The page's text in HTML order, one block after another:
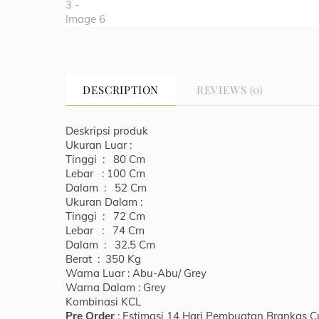
DESCRIPTION REVIEWS (0)
Deskripsi produk
Ukuran Luar :
Tinggi : 80 Cm
Lebar : 100 Cm
Dalam : 52 Cm
Ukuran Dalam :
Tinggi : 72 Cm
Lebar : 74 Cm
Dalam : 32.5 Cm
Berat : 350 Kg
Warna Luar : Abu-Abu/ Grey
Warna Dalam : Grey
Kombinasi KCL
Pre Order : Estimasi 14 Hari Pembuatan Brankas